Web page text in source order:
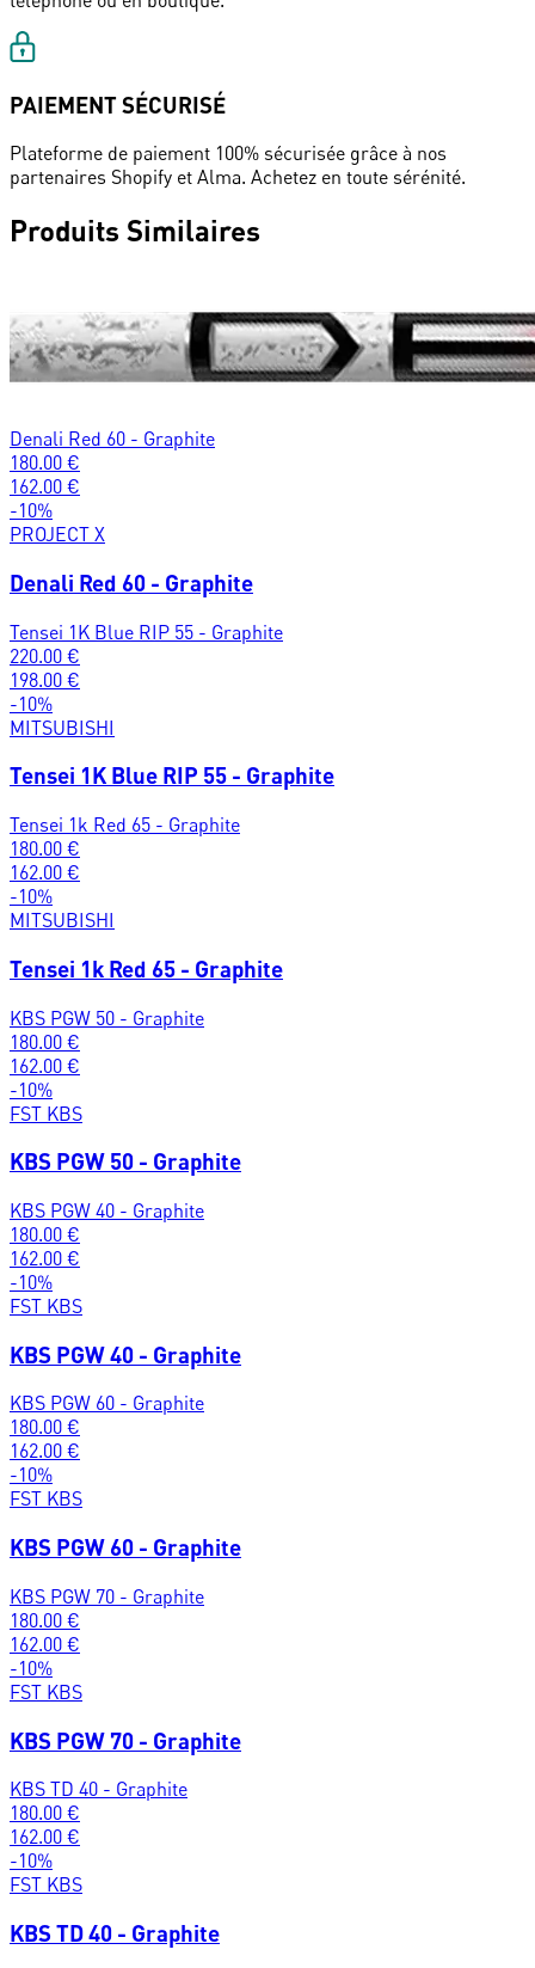
PAIEMENT SÉCURISÉ
Plateforme de paiement 100% sécurisée grâce à nos
partenaires Shopify et Alma. Achetez en toute sérénité.
Produits Similaires
Denali Red 60 - Graphite
180.00 €
162.00 €
-10%
PROJECT X
Denali Red 60 - Graphite
Tensei 1K Blue RIP 55 - Graphite
220.00 €
198.00 €
-10%
MITSUBISHI
Tensei 1K Blue RIP 55 - Graphite
Tensei 1k Red 65 - Graphite
180.00 €
162.00 €
-10%
MITSUBISHI
Tensei 1k Red 65 - Graphite
KBS PGW 50 - Graphite
180.00 €
162.00 €
-10%
FST KBS
KBS PGW 50 - Graphite
KBS PGW 40 - Graphite
180.00 €
162.00 €
-10%
FST KBS
KBS PGW 40 - Graphite
KBS PGW 60 - Graphite
180.00 €
162.00 €
-10%
FST KBS
KBS PGW 60 - Graphite
KBS PGW 70 - Graphite
180.00 €
162.00 €
-10%
FST KBS
KBS PGW 70 - Graphite
KBS TD 40 - Graphite
180.00 €
162.00 €
-10%
FST KBS
KBS TD 40 - Graphite